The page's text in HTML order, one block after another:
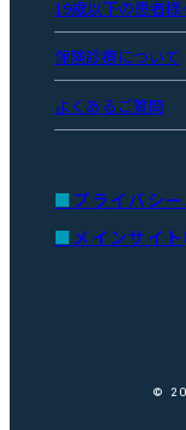
19歳以下の患者様
保険診療について
よくあるご質問
プライバシ
メインサイト
©